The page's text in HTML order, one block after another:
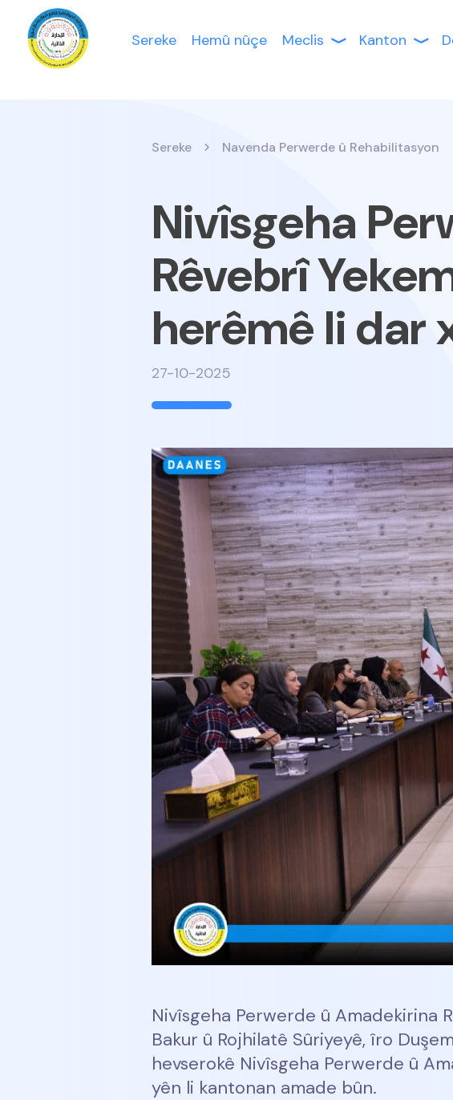
Sereke Hemû nûçe Meclis Kanton
Sereke Navenda Perwerde û Rehabilitasyon
Nivîsgeha
Rêvebrî
herêmê li dar
27-10-2025
Nivîsgeha Perwerde û Amadekirina
Bakur û Rojhilatê Sûriyeyê, îro
hevserokê Nivîsgeha Perwerde û
yên li kantonan amade bûn.